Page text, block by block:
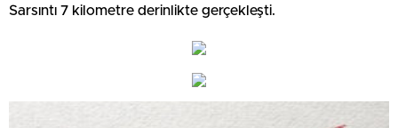
Sarsıntı 7 kilometre derinlikte gerçekleşti.